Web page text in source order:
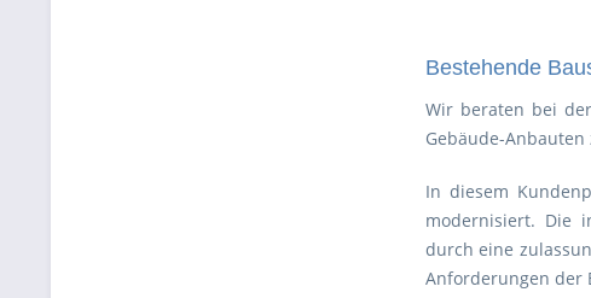
Bestehende
Wir beraten bei
Gebäude-
In diesem
modernisiert. Die
durch eine
Anforderungen der